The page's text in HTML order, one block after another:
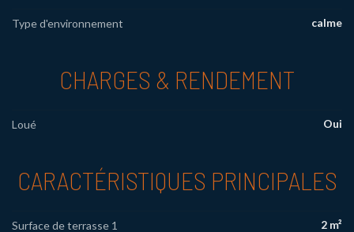
Type d'environnement calme
CHARGES & RENDEMENT
Loué Oui
CARACTÉRISTIQUES PRINCIPALES
Surface de terrasse 1 2 m²